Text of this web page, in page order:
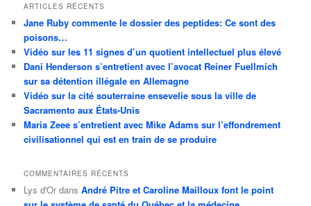
ARTICLES RÉCENTS
Jane Ruby commente le dossier des peptides: Ce sont des
poisons…
Vidéo sur les 11 signes d’un quotient intellectuel plus élevé
Dani Henderson s’entretient avec l’avocat Reiner Fuellmich
sur sa détention illégale en Allemagne
Vidéo sur la cité souterraine ensevelie sous la ville de
Sacramento aux États-Unis
Maria Zeee s’entretient avec Mike Adams sur l’effondrement
civilisationnel qui est en train de se produire
COMMENTAIRES RÉCENTS
Lys d'Or dansAndré Pitre et Caroline Mailloux font le point